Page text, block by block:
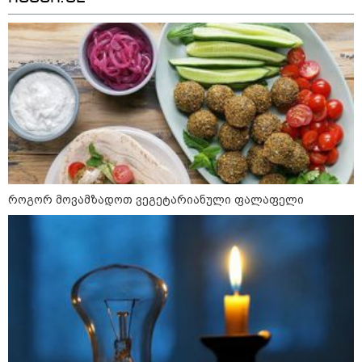
რა უნდა გავაკეთოთ პირველ
რიგში შუქის გამორთვისას: 5
მნიშვნელოვანი ნაბიჯი
1-დღიანი ტურები თბილისიდან:
სად წავიდეთ დილით და
დავბრუნდეთ საღამოს?
მსოფლიო
როგორ მოვამზადოთ ვეგეტარიანული ფალაფელი